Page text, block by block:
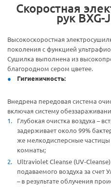
Скоростная
рук BXG-
Высокоскоростная
поколения с функцией
Сушилка выполнена из
благородном сером цветее.
Гигиеничность:
Внедрена передовая система
включая систему
Глубокая очистка воздуха –
задерживает около 99%
же мелкодисперсные частицы
комнаты;
Ultraviolet Cleanse (UV-
подаваемого воздуха за счет
– в результате облучения